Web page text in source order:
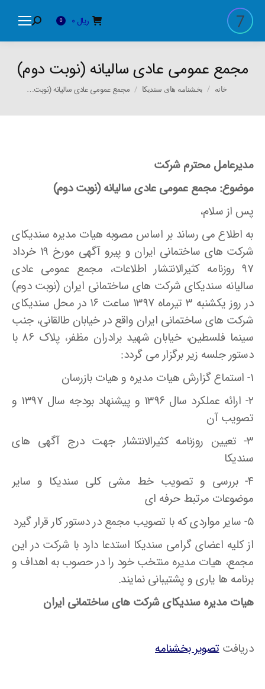
ریال 0
Search:
مجمع عمومی عادی سالیانه (نوبت دوم)
You are here:
خانه بخشنامه های سندیکا مجمع عمومی عادی سالیانه (نوبت…
مدیرعامل محترم شرکت
موضوع: مجمع عمومی عادی سالیانه (نوبت دوم)
پس از سلام،
به اطلاع می رساند بر اساس مصوبه هیات مدیره سندیکای
شرکت های ساختمانی ایران و پیرو آگهی مورخ ۱۹ خرداد
۹۷ روزنامه کثیرالانتشار اطلاعات، مجمع عمومی عادی
سالیانه سندیکای شرکت های ساختمانی ایران (نوبت دوم)
در روز یکشنبه ۳ تیرماه ۱۳۹۷ ساعت ۱۶ در محل سندیکای
شرکت های ساختمانی ایران واقع در خیابان طالقانی، جنب
سینما فلسطین، خیابان شهید برادران مظفر، پلاک ۸۶ با
دستور جلسه زیر برگزار می گردد:
۱- استماع گزارش هیات مدیره و هیات بازرسان
۲- ارائه عملکرد سال ۱۳۹۶ و پیشنهاد بودجه سال ۱۳۹۷ و
تصویب آن
۳- تعیین روزنامه کثیرالانتشار جهت درج آگهی های
سندیکا
۴- بررسی و تصویب خط مشی کلی سندیکا و سایر
موضوعات مرتبط حرفه ای
۵- سایر مواردی که با تصویب مجمع در دستور کار قرار گیرد
از کلیه اعضای گرامی سندیکا استدعا دارد با شرکت در این
مجمع، هیات مدیره منتخب خود را در حصوب به اهداف و
برنامه ها یاری و پشتیبانی نمایند.
هیات مدیره سندیکای شرکت های ساختمانی ایران
دریافتتصویر بخشنامه